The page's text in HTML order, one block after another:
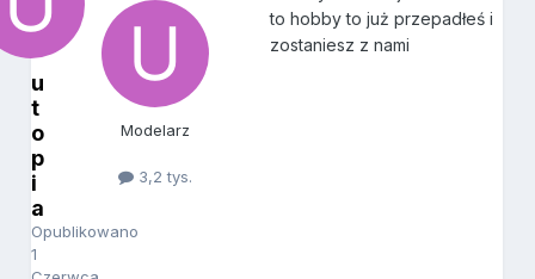
u
t
o
p
i
a
Opublikowano
1
Modelarz
3,2 tys.
to hobby to już przepadłeś i
zostaniesz z nami